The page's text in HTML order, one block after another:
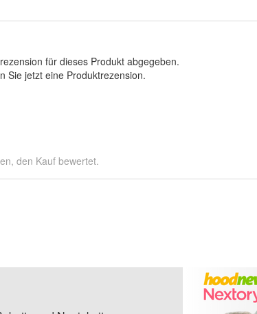
für dieses Produkt abgegeben.
Sie jetzt eine Produktrezension.
den Kauf bewertet.